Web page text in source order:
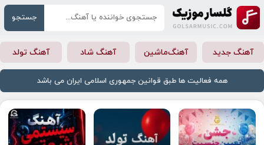
جستجو
آهنگ جدید آهنگ‌ماشین آهنگ شاد آهنگ تولد
همه فعالیت ها طبق قوانین جمهوری اسلامی ایران می باشد